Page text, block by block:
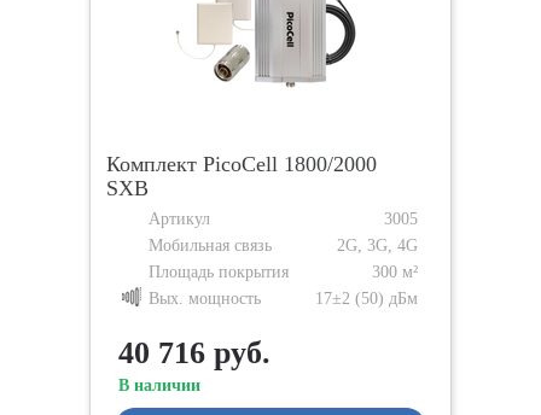
Комплект PicoCell 1800/2000
SXB
Артикул
3005
Мобильная связь
2G, 3G, 4G
Площадь покрытия
300 м²
Вых. мощность
17±2 (50) дБм
40 716 руб.
В наличии